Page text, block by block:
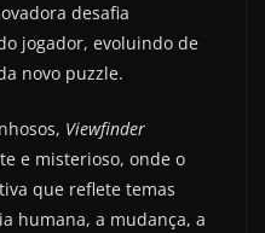
desafia
jogador, evoluindo de
novo puzzle.
Viewfinder
e misterioso, onde o
que reflete temas
humana, a mudança, a